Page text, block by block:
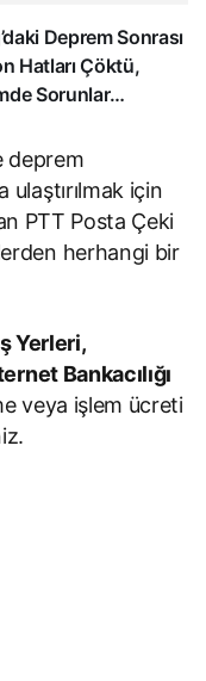
Deprem Sonrası
Hatları Çöktü,
Sorunlar
deprem
için
PTT Posta Çeki
herhangi bir
Yerleri,
Bankacılığı
veya işlem ücreti